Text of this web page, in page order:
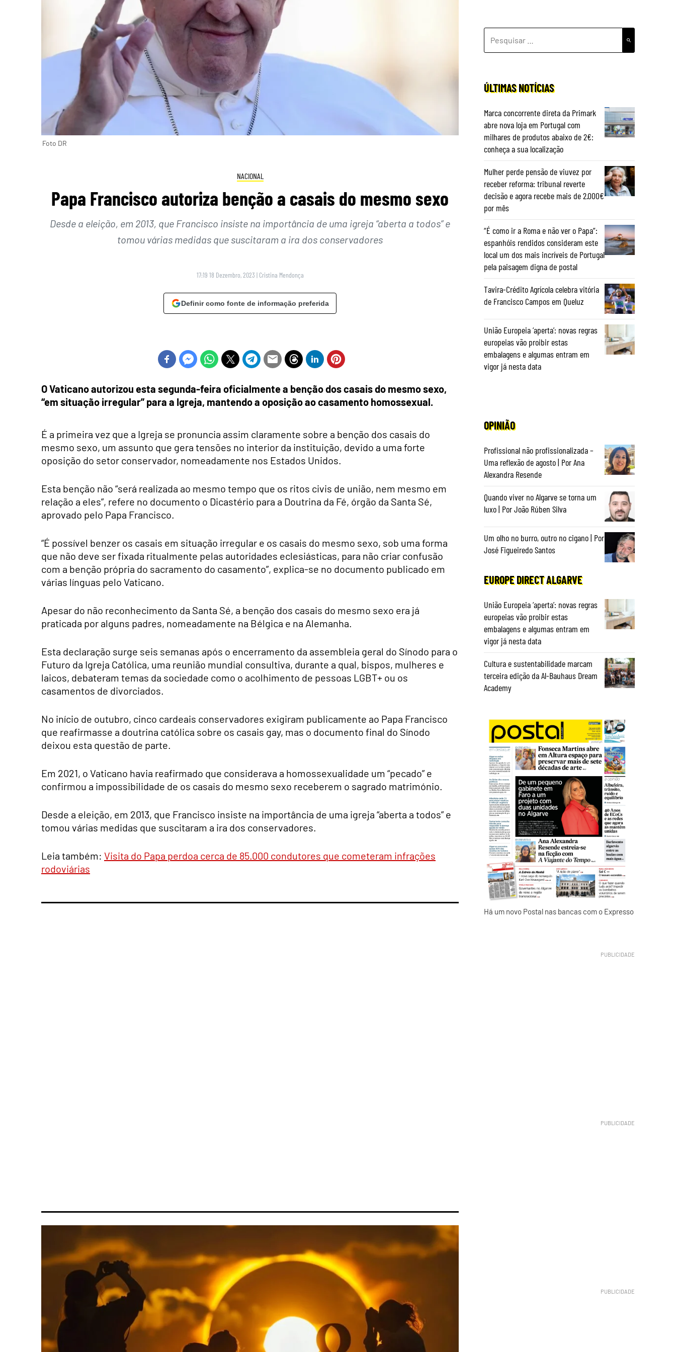
Foto DR
NACIONAL
Papa Francisco autoriza benção a casais do mesmo sexo
Desde a eleição, em 2013, que Francisco insiste na importância de uma igreja “aberta a todos” e
tomou várias medidas que suscitaram a ira dos conservadores
17:19 18 Dezembro, 2023 | Cristina Mendonça
Definir como fonte de informação preferida
O Vaticano autorizou esta segunda-feira oficialmente a benção dos casais do mesmo sexo,
“em situação irregular” para a Igreja, mantendo a oposição ao casamento homossexual.
É a primeira vez que a Igreja se pronuncia assim claramente sobre a benção dos casais do
mesmo sexo, um assunto que gera tensões no interior da instituição, devido a uma forte
oposição do setor conservador, nomeadamente nos Estados Unidos.
Esta benção não “será realizada ao mesmo tempo que os ritos civis de união, nem mesmo em
relação a eles”, refere no documento o Dicastério para a Doutrina da Fé, órgão da Santa Sé,
aprovado pelo Papa Francisco.
“É possível benzer os casais em situação irregular e os casais do mesmo sexo, sob uma forma
que não deve ser fixada ritualmente pelas autoridades eclesiásticas, para não criar confusão
com a benção própria do sacramento do casamento”, explica-se no documento publicado em
várias línguas pelo Vaticano.
Apesar do não reconhecimento da Santa Sé, a benção dos casais do mesmo sexo era já
praticada por alguns padres, nomeadamente na Bélgica e na Alemanha.
Esta declaração surge seis semanas após o encerramento da assembleia geral do Sínodo para o
Futuro da Igreja Católica, uma reunião mundial consultiva, durante a qual, bispos, mulheres e
laicos, debateram temas da sociedade como o acolhimento de pessoas LGBT+ ou os
casamentos de divorciados.
No início de outubro, cinco cardeais conservadores exigiram publicamente ao Papa Francisco
que reafirmasse a doutrina católica sobre os casais gay, mas o documento final do Sínodo
deixou esta questão de parte.
Em 2021, o Vaticano havia reafirmado que considerava a homossexualidade um “pecado” e
confirmou a impossibilidade de os casais do mesmo sexo receberem o sagrado matrimónio.
Desde a eleição, em 2013, que Francisco insiste na importância de uma igreja “aberta a todos” e
tomou várias medidas que suscitaram a ira dos conservadores.
Leia também: Visita do Papa perdoa cerca de 85.000 condutores que cometeram infrações
rodoviárias
POR:
ÚLTIMAS NOTÍCIAS
Marca concorrente direta da Primark
abre nova loja em Portugal com
milhares de produtos abaixo de 2€:
conheça a sua localização
Mulher perde pensão de viuvez por
receber reforma: tribunal reverte
decisão e agora recebe mais de 2.000€
por mês
“É como ir a Roma e não ver o Papa”:
espanhóis rendidos consideram este
local um dos mais incríveis de Portugal
pela paisagem digna de postal
Tavira-Crédito Agrícola celebra vitória
de Francisco Campos em Queluz
União Europeia ‘aperta’: novas regras
europeias vão proibir estas
embalagens e algumas entram em
vigor já nesta data
OPINIÃO
Profissional não profissionalizada –
Uma reflexão de agosto | Por Ana
Alexandra Resende
Quando viver no Algarve se torna um
luxo | Por João Rúben Silva
Um olho no burro, outro no cigano | Por
José Figueiredo Santos
EUROPE DIRECT ALGARVE
União Europeia ‘aperta’: novas regras
europeias vão proibir estas
embalagens e algumas entram em
vigor já nesta data
Cultura e sustentabilidade marcam
terceira edição da Al-Bauhaus Dream
Academy
Há um novo Postal nas bancas com o Expresso